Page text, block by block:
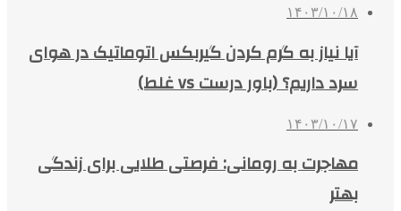
۱۴۰۳/۱۰/۱۸
آیا نیاز به گرم کردن گیربکس اتوماتیک در هوای
سرد داریم؟ (باور درست vs غلط)
۱۴۰۳/۱۰/۱۷
مهاجرت به رومانی: فرصتی طلایی برای زندگی
بهتر